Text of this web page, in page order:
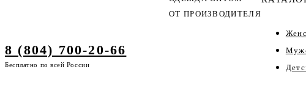
ОТ ПРОИЗВОДИТЕЛЯ
8 (804) 700-20-66
Бесплатно по всей России